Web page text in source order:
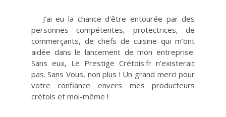
J’ai eu la chance d’être entourée par des
personnes compétentes, protectrices, de
commerçants, de chefs de cuisine qui m’ont
aidée dans le lancement de mon entreprise.
Sans eux, Le Prestige Crétois.fr n’existerait
pas. Sans Vous, non plus ! Un grand merci pour
votre confiance envers mes producteurs
crétois et moi-même !